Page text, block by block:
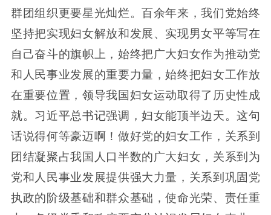
群团组织更要星光灿烂。百余年来，我们党始终
坚持把实现妇女解放和发展、实现男女平等写在
自己奋斗的旗帜上，始终把广大妇女作为推动党
和人民事业发展的重要力量，始终把妇女工作放
在重要位置，领导我国妇女运动取得了历史性成
就。习近平总书记强调，妇女能顶半边天。这句
话说得何等豪迈啊！做好党的妇女工作，关系到
团结凝聚占我国人口半数的广大妇女，关系到为
党和人民事业发展提供强大力量，关系到巩固党
执政的阶级基础和群众基础，使命光荣、责任重